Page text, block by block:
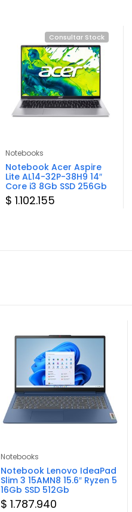
Consultar Stock
Notebooks
Notebook Acer Aspire
Lite AL14-32P-38H9 14″
Core i3 8Gb SSD 256Gb
$ 1.102.155
Notebooks
Notebook Lenovo IdeaPad
Slim 3 15AMN8 15.6″ Ryzen 5
16Gb SSD 512Gb
$ 1.787.940